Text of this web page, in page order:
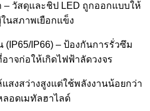
วัสดุและชิป LED ถูกออกแบบให้
นสภาพเยือกแข็ง
IP66) – ป้องกันการรั่วซึม
าจก่อให้เกิดไฟฟ้าลัดวงจร
สงสว่างสูงแต่ใช้พลังงานน้อยกว่า
ลอดเมทัลฮาไลด์